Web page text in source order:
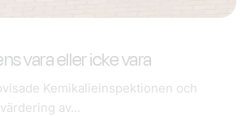
vara eller icke vara
Kemikalieinspektionen och
av...